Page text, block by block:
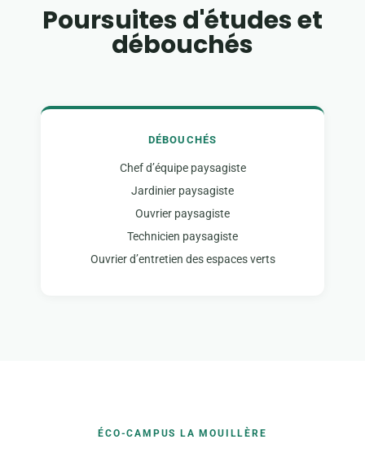
Poursuites d'études et
débouchés
DÉBOUCHÉS
Chef d’équipe paysagiste
Jardinier paysagiste
Ouvrier paysagiste
Technicien paysagiste
Ouvrier d’entretien des espaces verts
ÉCO-CAMPUS LA MOUILLÈRE